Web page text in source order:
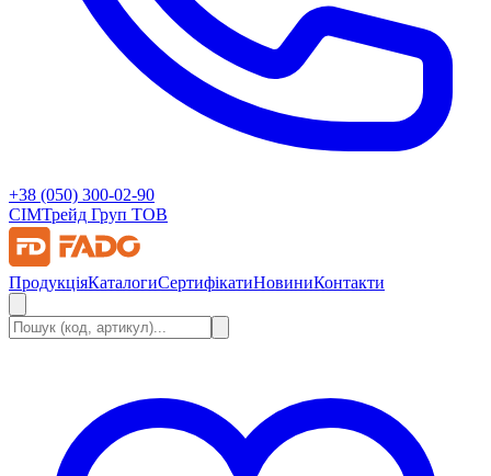
+38 (050) 300-02-90
СІМТрейд Груп ТОВ
ПродукціяКаталогиСертифікатиНовиниКонтакти